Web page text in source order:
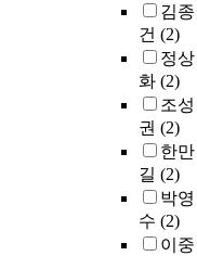
김종
건 (2)
정상
화 (2)
조성
권 (2)
한만
길 (2)
박영
수 (2)
이중